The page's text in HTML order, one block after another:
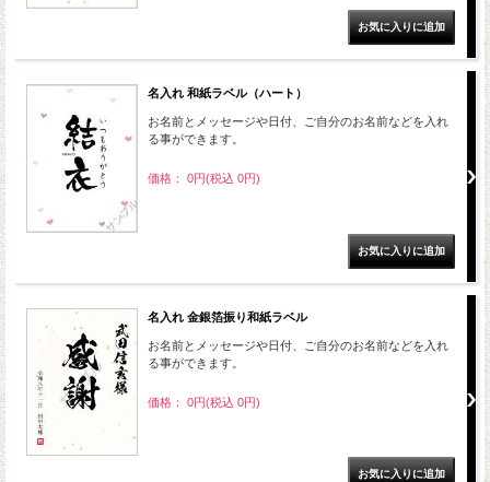
名入れ 和紙ラベル（ハート）
お名前とメッセージや日付、ご自分のお名前などを入れ
る事ができます。
価格： 0円(税込 0円)
名入れ 金銀箔振り和紙ラベル
お名前とメッセージや日付、ご自分のお名前などを入れ
る事ができます。
価格： 0円(税込 0円)